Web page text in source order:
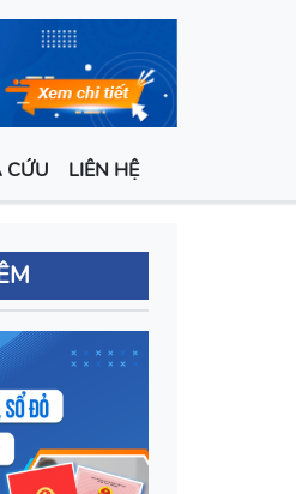
CỨU LIÊN HỆ